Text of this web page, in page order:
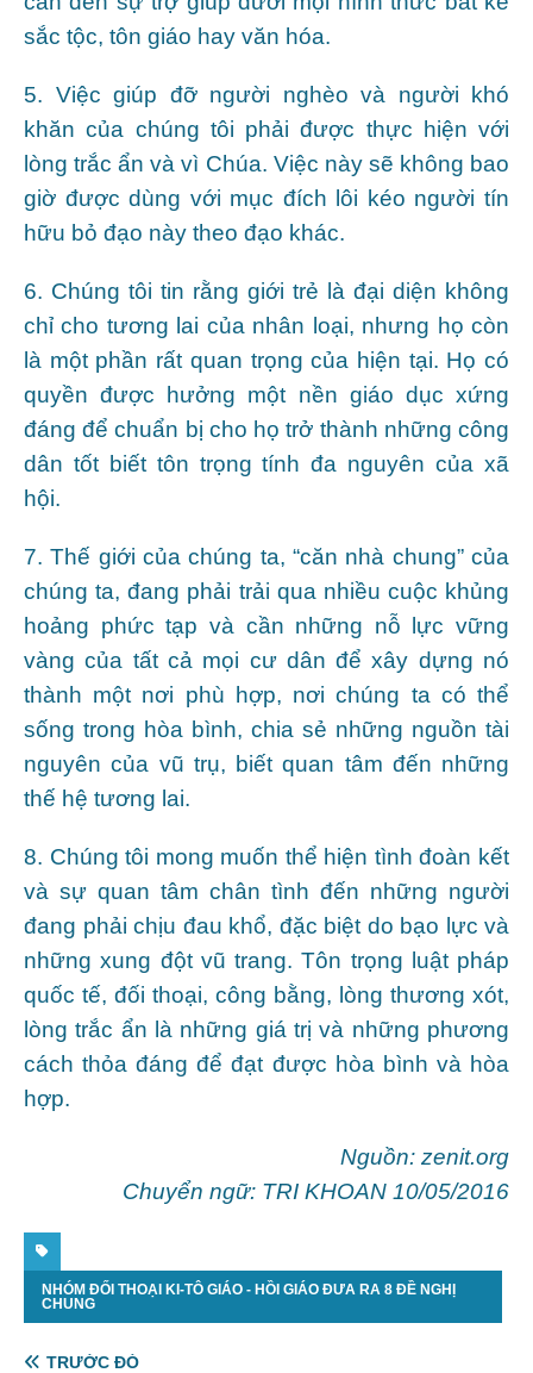
sắc tộc, tôn giáo hay văn hóa.
5. Việc giúp đỡ người nghèo và người khó
khăn của chúng tôi phải được thực hiện với
lòng trắc ẩn và vì Chúa. Việc này sẽ không bao
giờ được dùng với mục đích lôi kéo người tín
hữu bỏ đạo này theo đạo khác.
6. Chúng tôi tin rằng giới trẻ là đại diện không
chỉ cho tương lai của nhân loại, nhưng họ còn
là một phần rất quan trọng của hiện tại. Họ có
quyền được hưởng một nền giáo dục xứng
đáng để chuẩn bị cho họ trở thành những công
dân tốt biết tôn trọng tính đa nguyên của xã
hội.
7. Thế giới của chúng ta, “căn nhà chung” của
chúng ta, đang phải trải qua nhiều cuộc khủng
hoảng phức tạp và cần những nỗ lực vững
vàng của tất cả mọi cư dân để xây dựng nó
thành một nơi phù hợp, nơi chúng ta có thể
sống trong hòa bình, chia sẻ những nguồn tài
nguyên của vũ trụ, biết quan tâm đến những
thế hệ tương lai.
8. Chúng tôi mong muốn thể hiện tình đoàn kết
và sự quan tâm chân tình đến những người
đang phải chịu đau khổ, đặc biệt do bạo lực và
những xung đột vũ trang. Tôn trọng luật pháp
quốc tế, đối thoại, công bằng, lòng thương xót,
lòng trắc ẩn là những giá trị và những phương
cách thỏa đáng để đạt được hòa bình và hòa
hợp.
Nguồn: zenit.org
Chuyển ngữ: TRI KHOAN 10/05/2016
NHÓM ĐỐI THOẠI KI-TÔ GIÁO - HỒI GIÁO ĐƯA RA 8 ĐỀ NGHỊ
CHUNG
TRƯỚC ĐÓ